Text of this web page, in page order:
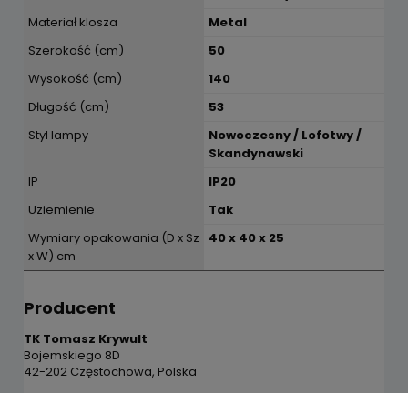
Materiał klosza
Metal
Szerokość (cm)
50
Wysokość (cm)
140
Długość (cm)
53
Styl lampy
Nowoczesny / Lofotwy /
Skandynawski
IP
IP20
Uziemienie
Tak
Wymiary opakowania (D x Sz
x W) cm
40 x 40 x 25
Producent
TK Tomasz Krywult
Bojemskiego 8D
42-202 Częstochowa, Polska